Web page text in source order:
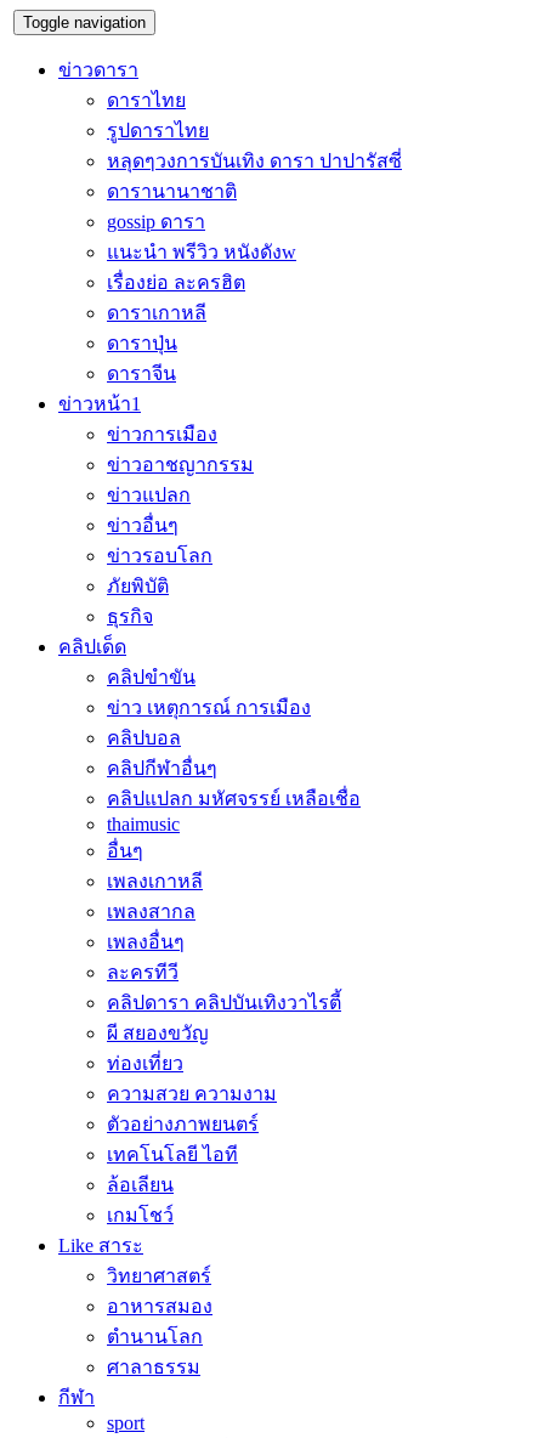
Toggle navigation
ข่าวดารา
ดาราไทย
รูปดาราไทย
หลุดๆวงการบันเทิง ดารา ปาปารัสซี่
ดารานานาชาติ
gossip ดารา
แนะนำ พรีวิว หนังดังw
เรื่องย่อ ละครฮิต
ดาราเกาหลี
ดาราปุ่น
ดาราจีน
ข่าวหน้า1
ข่าวการเมือง
ข่าวอาชญากรรม
ข่าวแปลก
ข่าวอื่นๆ
ข่าวรอบโลก
ภัยพิบัติ
ธุรกิจ
คลิปเด็ด
คลิปขำขัน
ข่าว เหตุการณ์ การเมือง
คลิปบอล
คลิปกีฬาอื่นๆ
คลิปแปลก มหัศจรรย์ เหลือเชื่อ
thaimusic
อื่นๆ
เพลงเกาหลี
เพลงสากล
เพลงอื่นๆ
ละครทีวี
คลิปดารา คลิปบันเทิงวาไรตี้
ผี สยองขวัญ
ท่องเที่ยว
ความสวย ความงาม
ตัวอย่างภาพยนตร์
เทคโนโลยี ไอที
ล้อเลียน
เกมโชว์
Like สาระ
วิทยาศาสตร์
อาหารสมอง
ตำนานโลก
ศาลาธรรม
กีฬา
sport